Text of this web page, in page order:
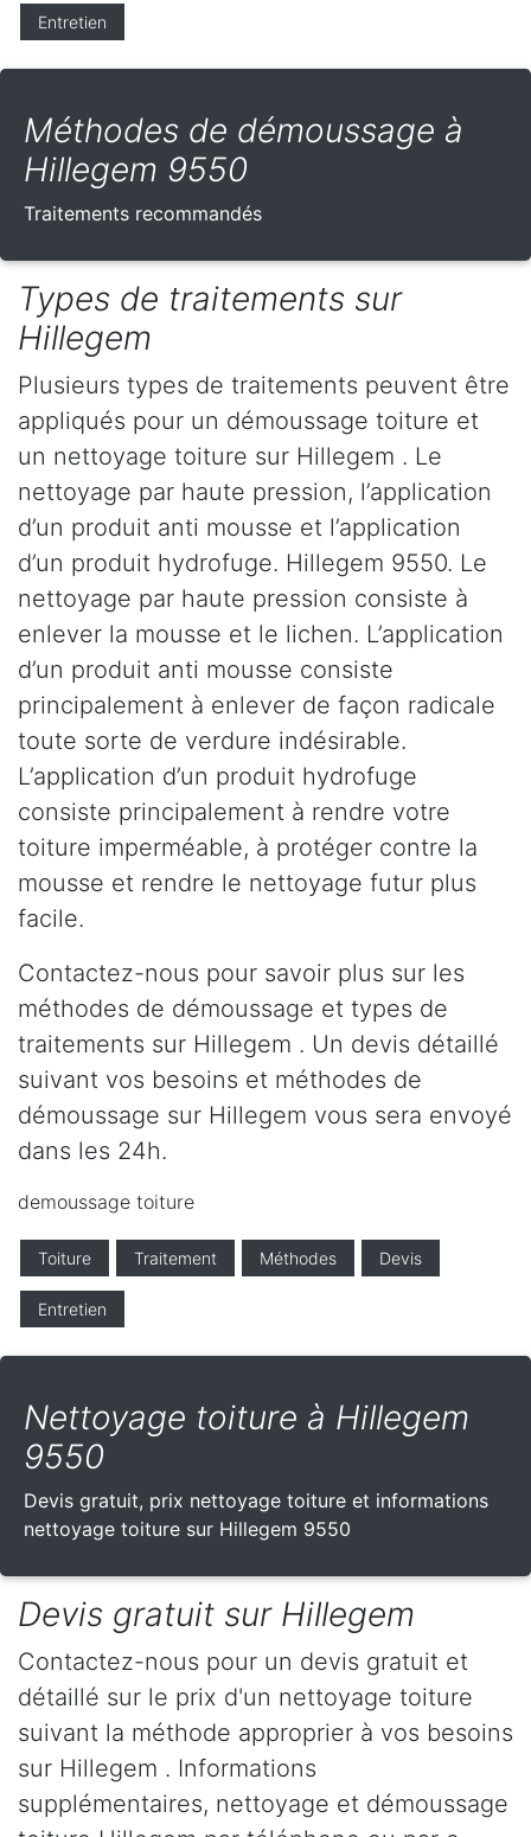
Entretien
Méthodes de démoussage à
Hillegem 9550
Traitements recommandés
Types de traitements sur
Hillegem
Plusieurs types de traitements peuvent être
appliqués pour un démoussage toiture et
un nettoyage toiture sur Hillegem . Le
nettoyage par haute pression, l’application
d’un produit anti mousse et l’application
d’un produit hydrofuge. Hillegem 9550. Le
nettoyage par haute pression consiste à
enlever la mousse et le lichen. L’application
d’un produit anti mousse consiste
principalement à enlever de façon radicale
toute sorte de verdure indésirable.
L’application d’un produit hydrofuge
consiste principalement à rendre votre
toiture imperméable, à protéger contre la
mousse et rendre le nettoyage futur plus
facile.
Contactez-nous pour savoir plus sur les
méthodes de démoussage et types de
traitements sur Hillegem . Un devis détaillé
suivant vos besoins et méthodes de
démoussage sur Hillegem vous sera envoyé
dans les 24h.
demoussage toiture
Toiture Traitement Méthodes Devis
Entretien
Nettoyage toiture à Hillegem
9550
Devis gratuit, prix nettoyage toiture et informations
nettoyage toiture sur Hillegem 9550
Devis gratuit sur Hillegem
Contactez-nous pour un devis gratuit et
détaillé sur le prix d'un nettoyage toiture
suivant la méthode approprier à vos besoins
sur Hillegem . Informations
supplémentaires, nettoyage et démoussage